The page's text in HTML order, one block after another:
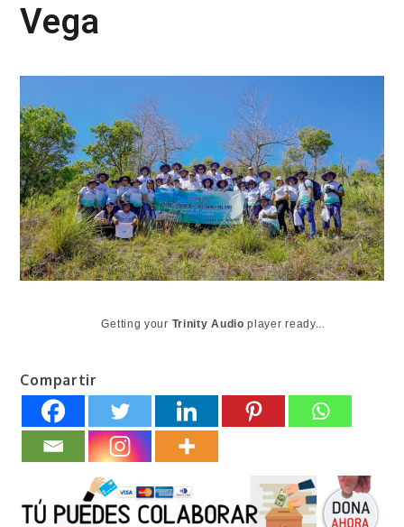
Vega
Getting your Trinity Audio player ready...
Compartir